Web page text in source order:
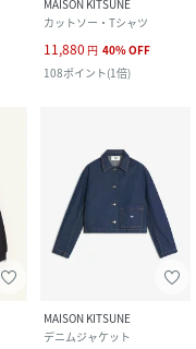
MAISON KITSUNE
カットソー・Tシャツ
11,880 円 40%OFF
108ポイント(1倍)
MAISON KITSUNE
デニムジャケット